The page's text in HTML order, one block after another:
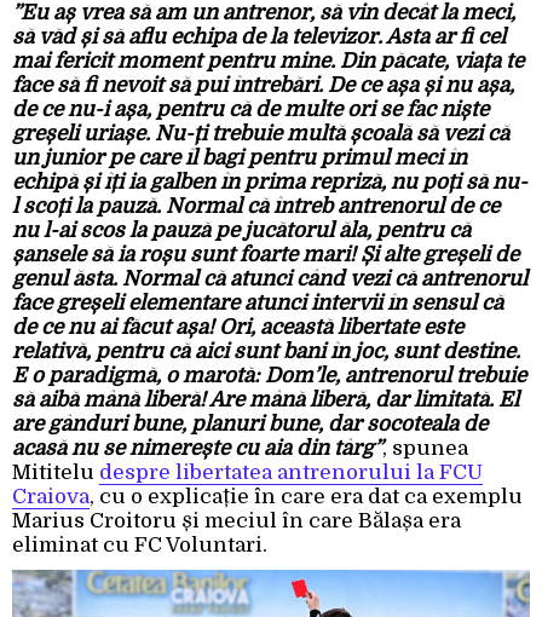
”Eu aș vrea să am un antrenor, să vin decât la meci,
să văd și să aflu echipa de la televizor. Asta ar fi cel
mai fericit moment pentru mine. Din păcate, viața te
face să fi nevoit să pui întrebări. De ce așa și nu așa,
de ce nu-i așa, pentru că de multe ori se fac niște
greșeli uriașe. Nu-ți trebuie multă școală să vezi că
un junior pe care îl bagi pentru primul meci în
echipă și îți ia galben în prima repriză, nu poți să nu-
l scoți la pauză. Normal că întreb antrenorul de ce
nu l-ai scos la pauză pe jucătorul ăla, pentru că
șansele să ia roșu sunt foarte mari! Și alte greșeli de
genul ăsta. Normal că atunci când vezi că antrenorul
face greșeli elementare atunci intervii în sensul că
de ce nu ai făcut așa! Ori, această libertate este
relativă, pentru că aici sunt bani în joc, sunt destine.
E o paradigmă, o marotă: Dom’le, antrenorul trebuie
să aibă mână liberă! Are mână liberă, dar limitată. El
are gânduri bune, planuri bune, dar socoteala de
acasă nu se nimerește cu aia din târg”, spunea
Mititelu despre libertatea antrenorului la FCU
Craiova, cu o explicație în care era dat ca exemplu
Marius Croitoru și meciul în care Bălașa era
eliminat cu FC Voluntari.